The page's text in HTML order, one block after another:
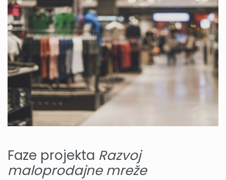
Faze projekta Razvoj
maloprodajne mreže